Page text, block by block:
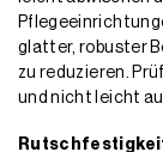
glatter, robuster
zu reduzieren.
und nicht leicht